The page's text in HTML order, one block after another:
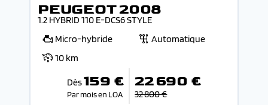
PEUGEOT 2008
1.2 HYBRID 110 E-DCS6 STYLE
Micro-hybride
Automatique
10 km
Dès159 €
Par mois en LOA
22 690 €
32 800 €